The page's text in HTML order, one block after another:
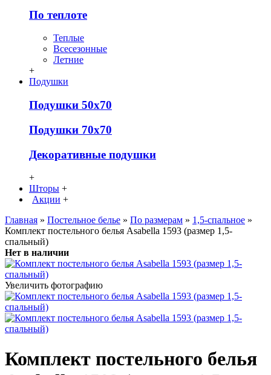
По теплоте
Теплые
Всесезонные
Летние
+
Подушки
Подушки 50х70
Подушки 70х70
Декоративные подушки
+
Шторы +
Акции +
Главная » Постельное белье » По размерам » 1,5-спальное »
Комплект постельного белья Asabella 1593 (размер 1,5-
спальный)
Нет в наличии
Увеличить фотографию
Комплект постельного белья